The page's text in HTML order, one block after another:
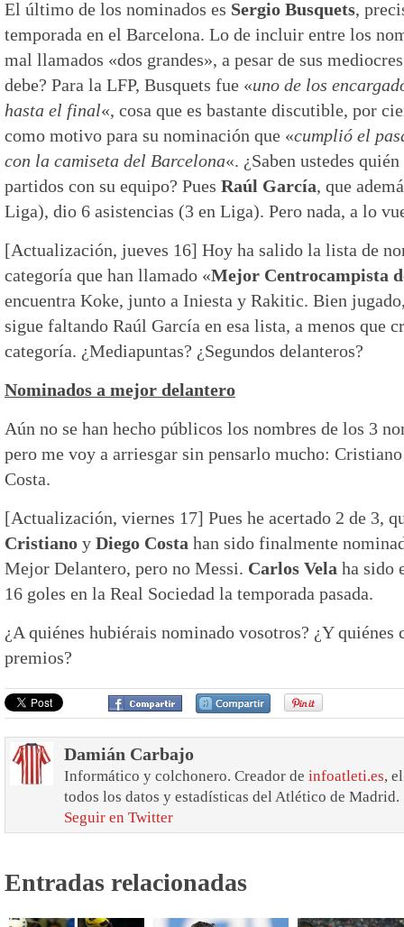
El último de los nominados es Sergio Busquets,
temporada en el Barcelona. Lo de incluir entre los
mal llamados «dos grandes», a pesar de sus
debe? Para la LFP, Busquets fue «uno de los
hasta el final«, cosa que es bastante discutible, por
como motivo para su nominación que «cumplió el
con la camiseta del Barcelona«. ¿Saben ustedes
partidos con su equipo? Pues Raúl García, que
Liga), dio 6 asistencias (3 en Liga). Pero nada, a lo
[Actualización, jueves 16] Hoy ha salido la lista de
categoría que han llamado «Mejor Centrocampista
encuentra Koke, junto a Iniesta y Rakitic. Bien
sigue faltando Raúl García en esa lista, a menos que
categoría. ¿Mediapuntas? ¿Segundos delanteros?
Nominados a mejor delantero
Aún no se han hecho públicos los nombres de los 3
pero me voy a arriesgar sin pensarlo mucho:
Costa.
[Actualización, viernes 17] Pues he acertado 2 de 3,
Cristiano y Diego Costa han sido finalmente
Mejor Delantero, pero no Messi. Carlos Vela ha sido
16 goles en la Real Sociedad la temporada pasada.
¿A quiénes hubiérais nominado vosotros? ¿Y quiénes
premios?
Damián Carbajo
Informático y colchonero. Creador de infoatleti.es,
todos los datos y estadísticas del Atlético de Madrid.
Seguir en Twitter
Entradas relacionadas